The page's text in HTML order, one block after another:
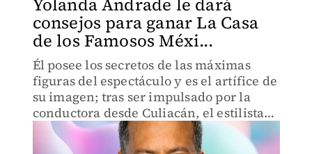
consejos para ganar La Casa
de los Famosos Méxi...
Él posee los secretos de las máximas
figuras del espectáculo y es el artífice de
su imagen; tras ser impulsado por la
conductora desde Culiacán, el estilista
se perfila como el habitante más
estratégico del reality.